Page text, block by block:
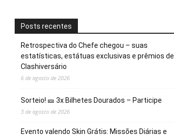
Posts recentes
Retrospectiva do Chefe chegou – suas
estatísticas, estátuas exclusivas e prêmios de
Clashiversário
6 de agosto de 2026
Sorteio! 🎫 3x Bilhetes Dourados – Participe
3 de agosto de 2026
Evento valendo Skin Grátis: Missões Diárias e